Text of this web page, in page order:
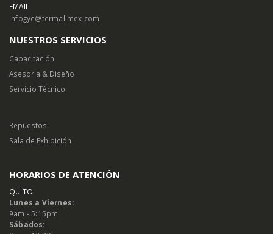
EMAIL
infogye@termalimex.com
NUESTROS SERVICIOS
Capacitación
Asesoría & Diseño
Servicio Técnico
Repuestos
Sala de Exhibición
HORARIOS DE ATENCIÓN
QUITO
Lunes a Viernes:
9am - 5:15pm
Sábados: